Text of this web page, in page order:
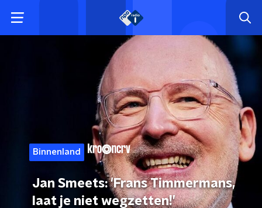
Binnenland
Jan Smeets: 'Frans Timmermans,
laat je niet wegzetten!’